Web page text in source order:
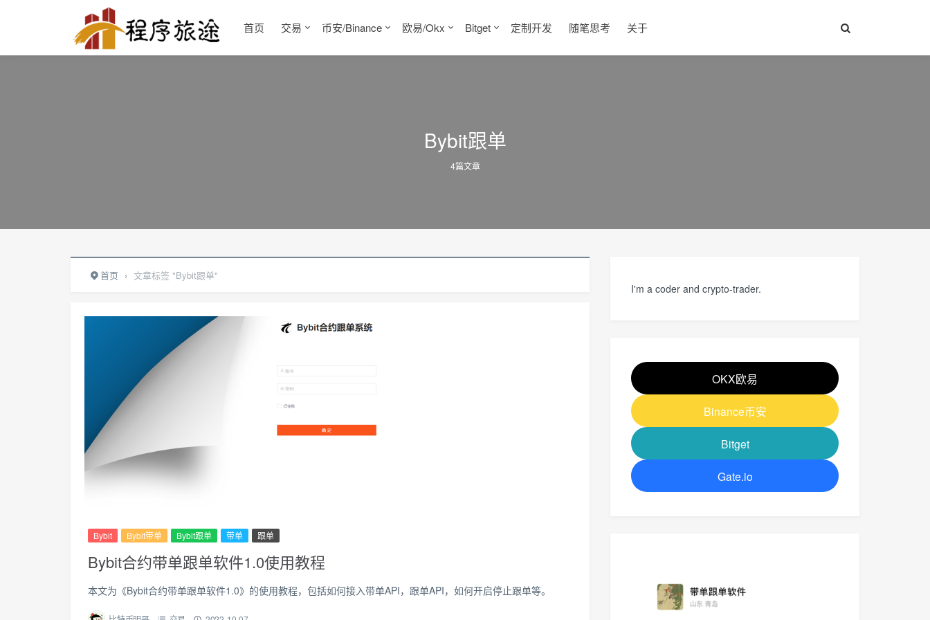
首页 交易 币安/Binance 欧易/Okx Bitget 定制开发 随笔思考 关于
Bybit跟单
4篇文章
首页 › 文章标签 "Bybit跟单"
Bybit Bybit带单 Bybit跟单 带单 跟单
Bybit合约带单跟单软件1.0使用教程
本文为《Bybit合约带单跟单软件1.0》的使用教程，包括如何接入带单API，跟单API，如何开启停止跟单等。
I'm a coder and crypto-trader.
OKX欧易
Binance币安
Bitget
Gate.io